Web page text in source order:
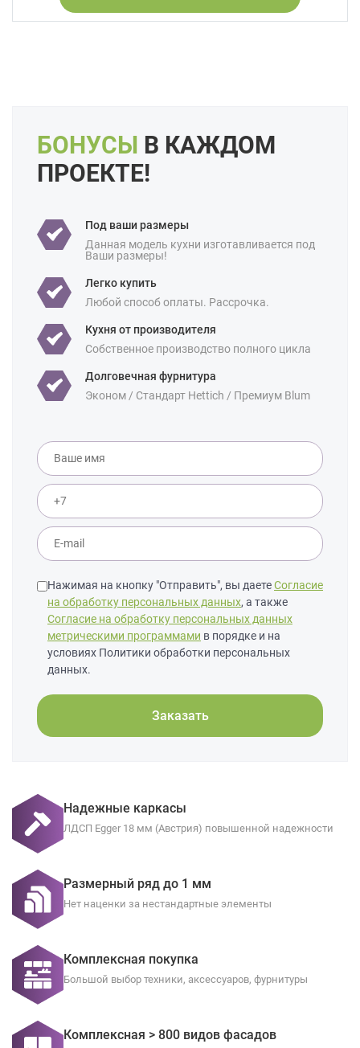
Форма кухни: Угловая
Под дерево
Встроенные
С встроенной техникой
Ценовая
категория:
Назначение: В квартиру
Для хрущевки
Площадь: 6 кв м 7 кв м
Уточнение по
фасаду:
Массив дуба Массив ясеня
БОНУСЫ В КАЖДОМ
ПРОЕКТЕ!
Под ваши размеры
Данная модель кухни изготавливается под
Ваши размеры!
Легко купить
Любой способ оплаты. Рассрочка.
Кухня от производителя
Собственное производство полного цикла
Долговечная фурнитура
Эконом / Стандарт Hettich / Премиум Blum
Нажимая на кнопку "Отправить", вы даетеСогласие
на обработку персональных данных, а также
Согласие на обработку персональных данных
метрическими программами в порядке и на
условиях Политики обработки персональных
данных.
Заказать
Надежные каркасы
ЛДСП Egger 18 мм (Австрия) повышенной надежности
Размерный ряд до 1 мм
Нет наценки за нестандартные элементы
Комплексная покупка
Большой выбор техники, аксессуаров, фурнитуры
Комплексная > 800 видов фасадов